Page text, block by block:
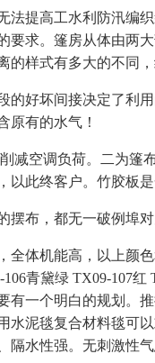
高工水利防汛编织
要求。篷房从体由两
样式有多大的不同
坏间接决定了利用
原有的水气！
空调负荷。二为篷布
以此终客户。竹胶板
，都无一破例埠对
机能高，以上颜色
青黛绿 TX09-107
有一个明白的规划。
水泥毯复合材料毯可
隔水性强。无刺激性